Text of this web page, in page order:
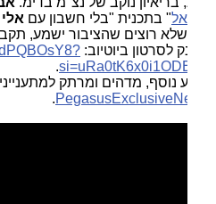
" בתכנית "בלי חשבון עםאלי
רוצים שהציבור ישמע, תקבלו
לסרטון ביוטיוב:
.
נוסף, מדהים ומרתק למתעניינים -
.